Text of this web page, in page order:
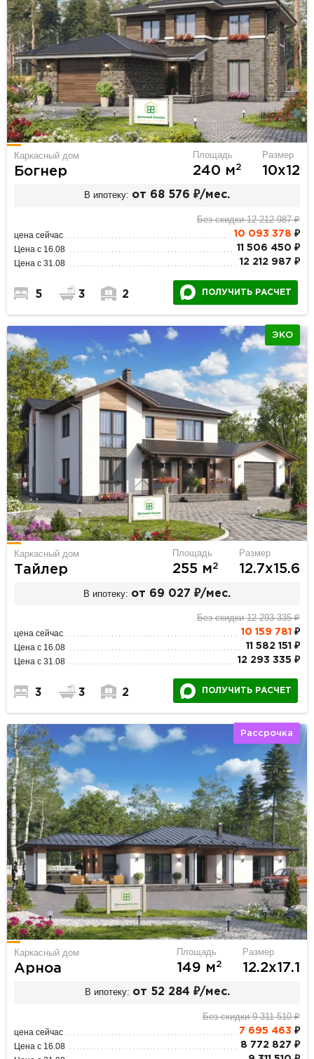
Каркасный дом
Богнер
Площадь
240 м2
Размер
10х12
В ипотеку: от 68 576 ₽/мес.
Без скидки 12 212 987 ₽
цена сейчас 10 093 378 ₽
Цена с 16.08 11 506 450 ₽
Цена с 31.08 12 212 987 ₽
5 3 2 ПОЛУЧИТЬ РАСЧЕТ
ЭКО
Каркасный дом
Тайлер
Площадь
255 м2
Размер
12.7х15.6
В ипотеку: от 69 027 ₽/мес.
Без скидки 12 293 335 ₽
цена сейчас 10 159 781 ₽
Цена с 16.08 11 582 151 ₽
Цена с 31.08 12 293 335 ₽
3 3 2 ПОЛУЧИТЬ РАСЧЕТ
Рассрочка
Каркасный дом
Арноа
Площадь
149 м2
Размер
12.2х17.1
В ипотеку: от 52 284 ₽/мес.
Без скидки 9 311 510 ₽
цена сейчас 7 695 463 ₽
Цена с 16.08 8 772 827 ₽